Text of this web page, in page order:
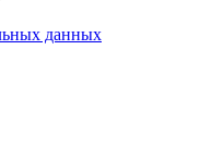
данных